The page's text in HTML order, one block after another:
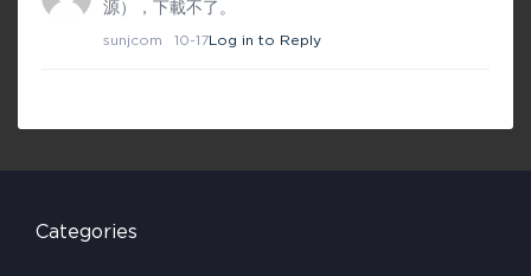
源），下載不了。
sunjcom 10-17Log in to Reply
Categories